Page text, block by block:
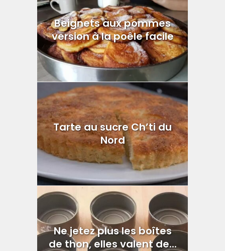
Beignets aux pommes
version à la poêle facile
Tarte au sucre Ch’ti du
Nord
Ne jetez plus les boîtes
de thon, elles valent de...